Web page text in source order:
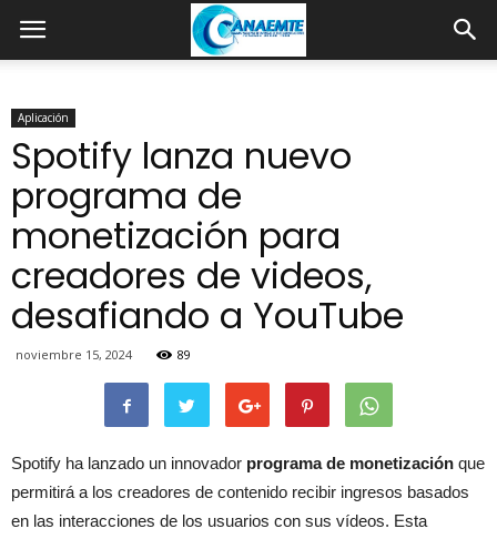
Aplicación
Spotify lanza nuevo
programa de
monetización para
creadores de videos,
desafiando a YouTube
noviembre 15, 2024 89
Spotify ha lanzado un innovador programa de monetización que
permitirá a los creadores de contenido recibir ingresos basados
en las interacciones de los usuarios con sus vídeos. Esta